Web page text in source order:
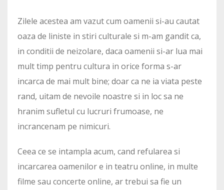
Zilele acestea am vazut cum oamenii si-au cautat
oaza de liniste in stiri culturale si m-am gandit ca,
in conditii de neizolare, daca oamenii si-ar lua mai
mult timp pentru cultura in orice forma s-ar
incarca de mai mult bine; doar ca ne ia viata peste
rand, uitam de nevoile noastre si in loc sa ne
hranim sufletul cu lucruri frumoase, ne
incrancenam pe nimicuri.
Ceea ce se intampla acum, cand refularea si
incarcarea oamenilor e in teatru online, in multe
filme sau concerte online, ar trebui sa fie un